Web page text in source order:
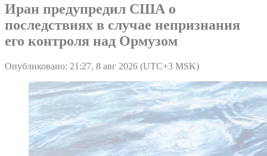
Иран предупредил США о
последствиях в случае непризнания
его контроля над Ормузом
Опубликовано: 21:27, 8 авг 2026 (UTC+3 MSK)